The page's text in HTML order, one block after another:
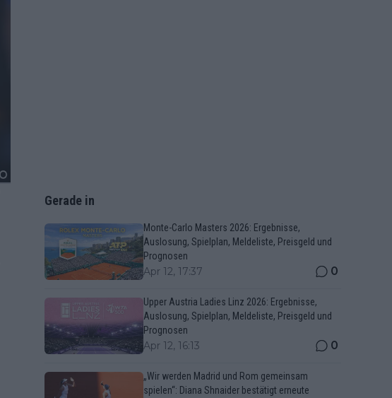
Gerade in
Monte-Carlo Masters 2026: Ergebnisse,
Auslosung, Spielplan, Meldeliste, Preisgeld und
Prognosen
Apr 12, 17:37 0
Upper Austria Ladies Linz 2026: Ergebnisse,
Auslosung, Spielplan, Meldeliste, Preisgeld und
Prognosen
Apr 12, 16:13 0
„Wir werden Madrid und Rom gemeinsam
spielen“: Diana Shnaider bestätigt erneute